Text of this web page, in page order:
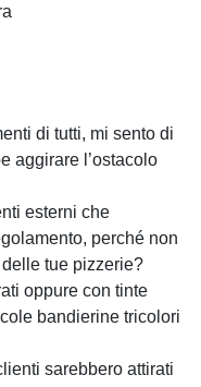
di tutti, mi sento di
aggirare l’ostacolo
esterni che
perché non
tue pizzerie?
oppure con tinte
bandierine tricolori
sarebbero attirati